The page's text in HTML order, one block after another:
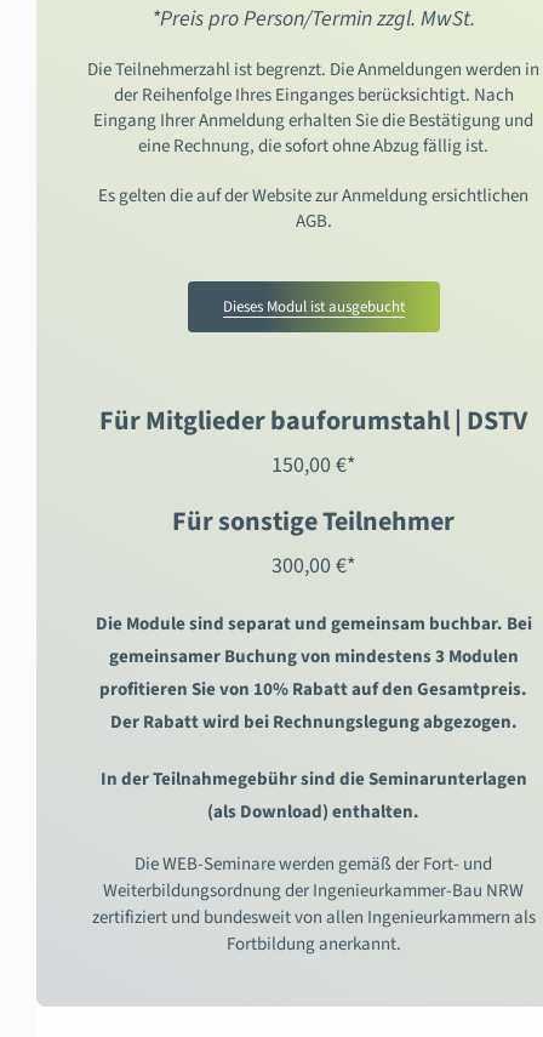
Für Mitglieder bauforumstahl | DSTV
150,00 €*
Für sonstige Teilnehmer
300,00 €*
Die Module sind separat und gemeinsam buchbar. Bei
gemeinsamer Buchung von mindestens 3 Modulen
profitieren Sie von 10% Rabatt auf den Gesamtpreis.
Der Rabatt wird bei Rechnungslegung abgezogen.
In der Teilnahmegebühr sind die Seminarunterlagen
(als Download) enthalten.
Die WEB-Seminare werden gemäß der Fort- und
Weiterbildungsordnung der Ingenieurkammer-Bau NRW
zertifiziert und bundesweit von allen Ingenieurkammern als
Fortbildung anerkannt.
*Preis pro Person/Termin zzgl. MwSt.
Die Teilnehmerzahl ist begrenzt. Die Anmeldungen werden in
der Reihenfolge Ihres Einganges berücksichtigt. Nach
Eingang Ihrer Anmeldung erhalten Sie die Bestätigung und
eine Rechnung, die sofort ohne Abzug fällig ist.
Es gelten die auf der Website zur Anmeldung ersichtlichen
AGB.
Dieses Modul ist ausgebucht